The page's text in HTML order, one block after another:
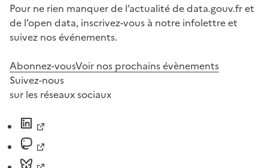
Pour ne rien manquer de l’actualité de data.gouv.fr et
de l’open data, inscrivez-vous à notre infolettre et
suivez nos événements.
Abonnez-vousVoir nos prochains évènements
Suivez-nous
sur les réseaux sociaux